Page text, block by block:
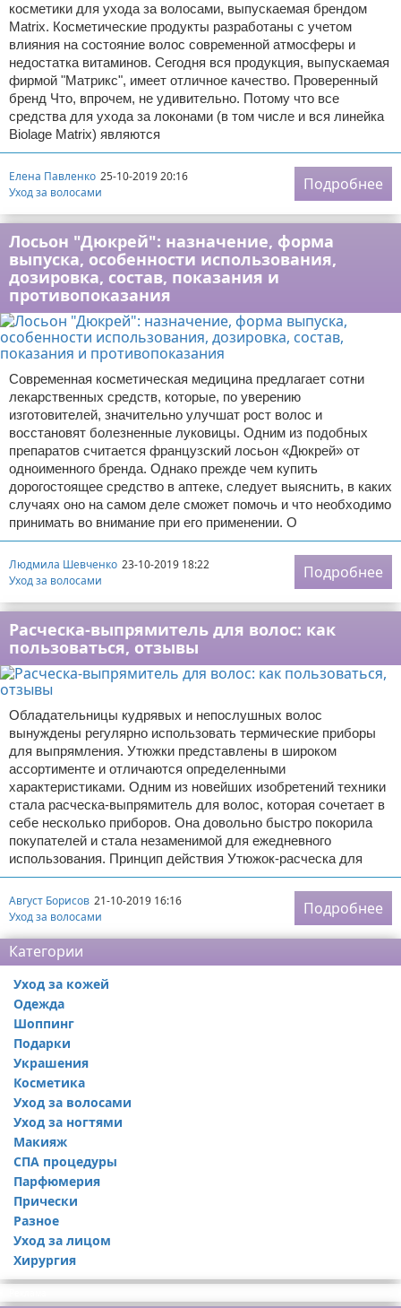
косметики для ухода за волосами, выпускаемая брендом
Matrix. Косметические продукты разработаны с учетом
влияния на состояние волос современной атмосферы и
недостатка витаминов. Сегодня вся продукция, выпускаемая
фирмой "Матрикс", имеет отличное качество. Проверенный
бренд Что, впрочем, не удивительно. Потому что все
средства для ухода за локонами (в том числе и вся линейка
Biolage Matrix) являются
Елена Павленко 25-10-2019 20:16
Уход за волосами
Подробнее
Лосьон "Дюкрей": назначение, форма
выпуска, особенности использования,
дозировка, состав, показания и
противопоказания
Современная косметическая медицина предлагает сотни
лекарственных средств, которые, по уверению
изготовителей, значительно улучшат рост волос и
восстановят болезненные луковицы. Одним из подобных
препаратов считается французский лосьон «Дюкрей» от
одноименного бренда. Однако прежде чем купить
дорогостоящее средство в аптеке, следует выяснить, в каких
случаях оно на самом деле сможет помочь и что необходимо
принимать во внимание при его применении. О
Людмила Шевченко 23-10-2019 18:22
Уход за волосами
Подробнее
Расческа-выпрямитель для волос: как
пользоваться, отзывы
Обладательницы кудрявых и непослушных волос
вынуждены регулярно использовать термические приборы
для выпрямления. Утюжки представлены в широком
ассортименте и отличаются определенными
характеристиками. Одним из новейших изобретений техники
стала расческа-выпрямитель для волос, которая сочетает в
себе несколько приборов. Она довольно быстро покорила
покупателей и стала незаменимой для ежедневного
использования. Принцип действия Утюжок-расческа для
Август Борисов 21-10-2019 16:16
Уход за волосами
Подробнее
Категории
Уход за кожей
Одежда
Шоппинг
Подарки
Украшения
Косметика
Уход за волосами
Уход за ногтями
Макияж
СПА процедуры
Парфюмерия
Прически
Разное
Уход за лицом
Хирургия